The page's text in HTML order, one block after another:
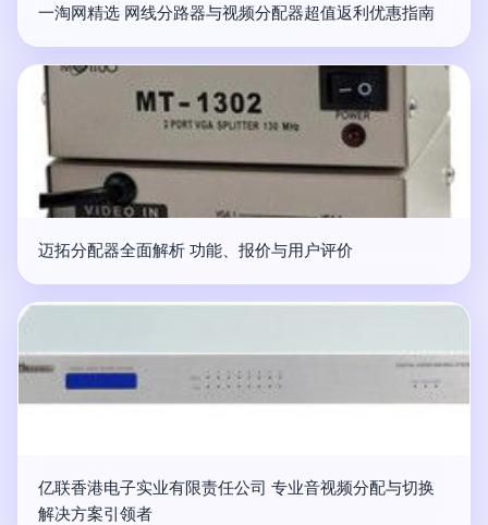
一淘网精选 网线分路器与视频分配器超值返利优惠指南
迈拓分配器全面解析 功能、报价与用户评价
亿联香港电子实业有限责任公司 专业音视频分配与切换
解决方案引领者